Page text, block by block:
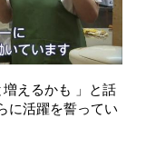
増えるかも 」と話
に活躍を誓ってい